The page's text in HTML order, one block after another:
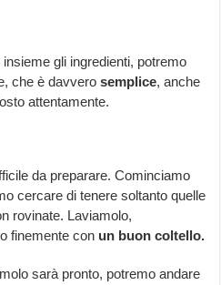
gli ingredienti, potremo
che è davverosemplice, anche
attentamente.
da preparare. Cominciamo
cercare di tenere soltanto quelle
rovinate. Laviamolo,
finemente con un buon coltello.
sarà pronto, potremo andare